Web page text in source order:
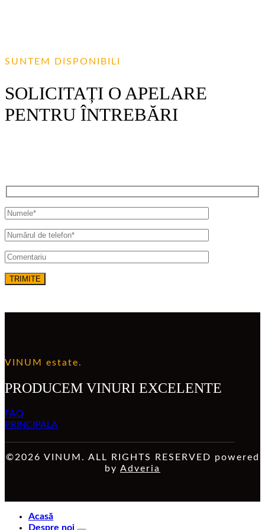
SUNTEM DISPONIBILI
SOLICITAȚI O APELARE
PENTRU ÎNTREBĂRI
VINUM estate.
PRODUCEM VINURI EXCELENTE
FAQ
PRINCIPALA
©2026 VINUM. ALL RIGHTS RESERVED powered
by Adveria
Acasă
Despre noi